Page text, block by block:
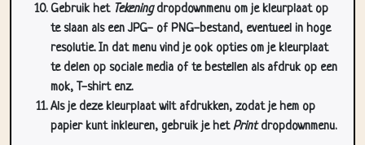
Gebruik het Tekeningdropdownmenu om je kleurplaat op
te slaan als een JPG- of PNG-bestand, eventueel in hoge
resolutie. In dat menu vind je ook opties om je kleurplaat
te delen op sociale media of te bestellen als afdruk op een
mok, T-shirt enz.
Als je deze kleurplaat wilt afdrukken, zodat je hem op
papier kunt inkleuren, gebruik je hetPrintdropdownmenu.